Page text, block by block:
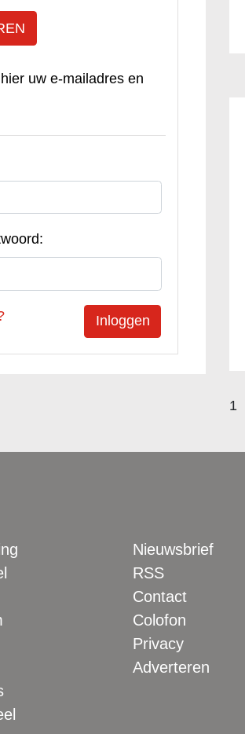
uw e-mailadres en
1
Nieuwsbrief
RSS
Contact
Colofon
Privacy
Adverteren